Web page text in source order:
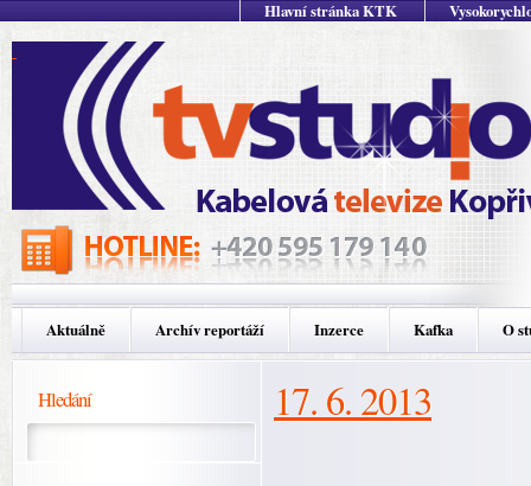
Hlavní stránka KTK
Aktuálně Archív reportáží Inzerce Kafka O
Hledání 17. 6. 2013